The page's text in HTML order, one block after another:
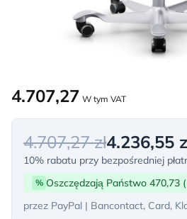
4.707,27 W tym VAT
4.707,27 zł4.236,55
10% rabatu przy bezpośredniej
% Oszczędzają Państwo 470,73
przez PayPal | Bancontact, Card,